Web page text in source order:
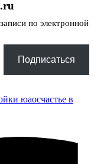
по электронной
Подписаться
юаосчастье в